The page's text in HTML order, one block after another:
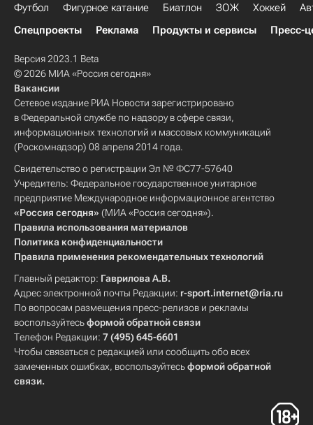
Футбол Фигурное катание Биатлон ЗОЖ Хоккей
Спецпроекты
Реклама Продукты и сервисы Пресс-
Версия 2023.1 Beta
© 2026 МИА «Россия сегодня»
Вакансии
Сетевое издание РИА Новости зарегистрировано
в Федеральной службе по надзору в сфере связи,
информационных технологий и массовых коммуникаций
(Роскомнадзор) 08 апреля 2014 года.
Свидетельство о регистрации Эл № ФС77-57640
Учредитель: Федеральное государственное унитарное
предприятие Международное информационное агентство
«Россия сегодня» (МИА «Россия сегодня»).
Правила использования материалов
Политика конфиденциальности
Правила применения рекомендательных технологий
Главный редактор: Гаврилова А.В.
Адрес электронной почты Редакции: r-sport.internet@ria.ru
По вопросам размещения пресс-релизов и рекламы
воспользуйтесьформой обратной связи
Телефон Редакции: 7 (495) 645-6601
Чтобы связаться с редакцией или сообщить обо всех
замеченных ошибках, воспользуйтесьформой обратной
связи.